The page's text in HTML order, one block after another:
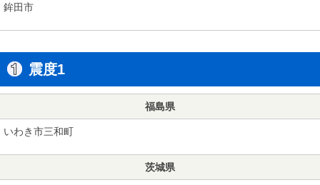
鉾田市
震度1
福島県
いわき市三和町
茨城県